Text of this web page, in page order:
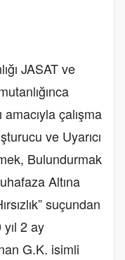
JASAT ve
çalışma
ve Uyarıcı
Bulundurmak
Altına
suçundan
2 ay
G.K. isimli